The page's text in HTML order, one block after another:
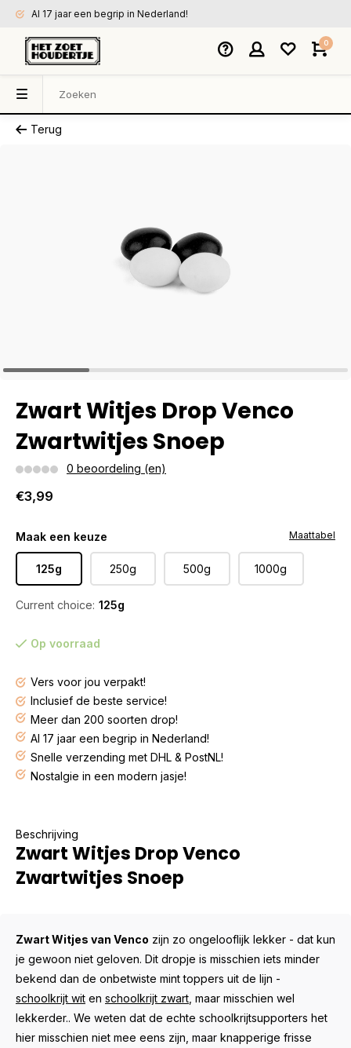
Al 17 jaar een begrip in Nederland!
0
Terug
Zwart Witjes Drop Venco
Zwartwitjes Snoep
0 beoordeling (en)
€3,99
Maak een keuze
125g 250g 500g 1000g
Current choice: 125g
Maattabel
Op voorraad
Vers voor jou verpakt!
Inclusief de beste service!
Meer dan 200 soorten drop!
Al 17 jaar een begrip in Nederland!
Snelle verzending met DHL & PostNL!
Nostalgie in een modern jasje!
Beschrijving
Zwart Witjes Drop Venco
Zwartwitjes Snoep
Zwart Witjes van Venco zijn zo ongelooflijk lekker - dat kun
je gewoon niet geloven. Dit dropje is misschien iets minder
bekend dan de onbetwiste mint toppers uit de lijn -
schoolkrijt wit en schoolkrijt zwart , maar misschien wel
lekkerder.. We weten dat de echte schoolkrijtsupporters het
hier misschien niet mee eens zijn, maar knapperige frisse